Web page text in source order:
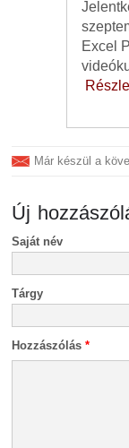
Excel
Már készül a
Új
Saját név
Tárgy
Hozzászólás*